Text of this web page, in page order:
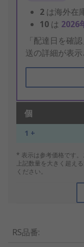
2 は海外在
10 は 2026
「配達日を確
送の詳細が表示
個
1 +
* 表示は参考価格です。
上記数量を大きく超え
ください。
RS品番: